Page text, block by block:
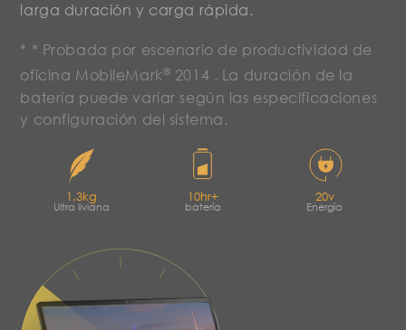
larga duración y carga rápida.
* * Probada por escenario de productividad de
oficina MobileMark® 2014 . La duración de la
batería puede variar según las especificaciones
y configuración del sistema.
1.3kg
Ultra liviana
10hr+
batería
20v
Energía